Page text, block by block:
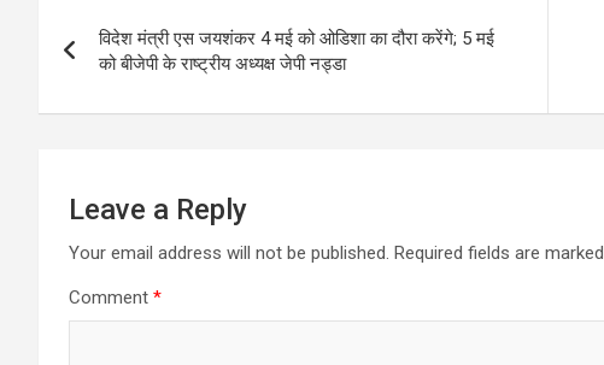
navigation
विदेश मंत्री एस जयशंकर 4 मई को ओडिशा का दौरा करेंगे; 5 मई
को बीजेपी के राष्ट्रीय अध्यक्ष जेपी नड्डा
Leave a Reply
Your email address will not be published. Required fields are marked
Comment *